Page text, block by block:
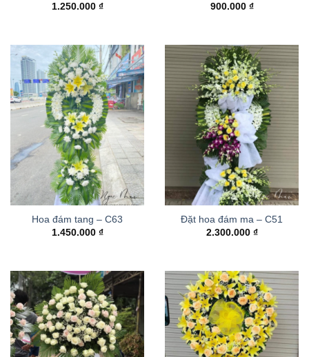
1.250.000 ₫
900.000 ₫
Hoa đám tang – C63
1.450.000 ₫
Đặt hoa đám ma – C51
2.300.000 ₫